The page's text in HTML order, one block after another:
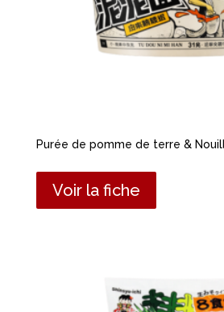
Purée de pomme de terre &
Voir la fiche